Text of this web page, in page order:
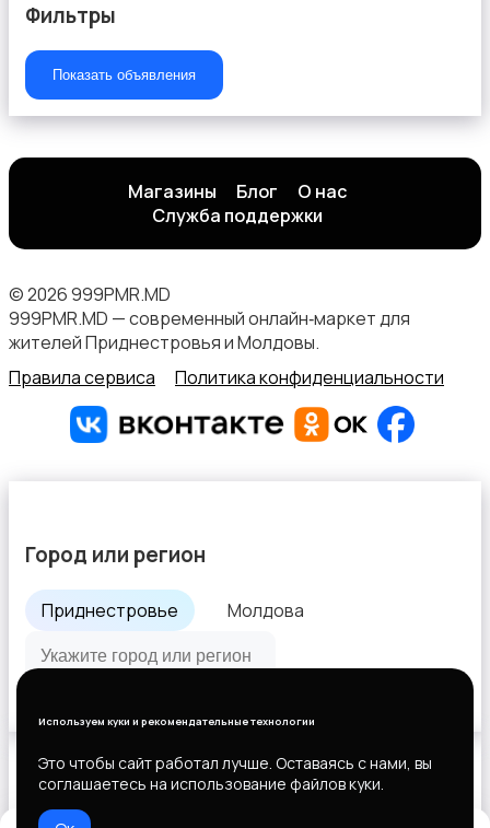
Фильтры
Показать объявления
Магазины Блог
О нас
Служба поддержки
© 2026 999PMR.MD
999PMR.MD — современный онлайн‑маркет для
жителей Приднестровья и Молдовы.
Правила сервиса
Политика конфиденциальности
Используем куки и рекомендательные технологии
Это чтобы сайт работал лучше. Оставаясь с нами, вы
соглашаетесь на использование файлов куки.
Город или регион
Приднестровье Молдова
Выберите способ оплаты